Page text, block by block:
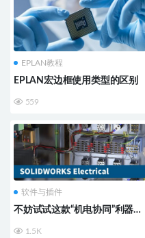
EPLAN教程
EPLAN宏边框使用类型的区别
559
软件与插件
不妨试试这款“机电协同”利器：
1.5K